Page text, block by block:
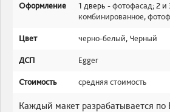
Оформление 1 дверь -фотофасад; 2 и
комбинированное,
Цвет черно-белый, Черный
ДСП Egger
Стоимость средняя стоимость
Каждый макет разрабатывается